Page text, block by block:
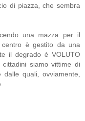
di piazza, che sembra
una mazza per il
è gestito da una
il degrado è VOLUTO
siamo vittime di
quali, ovviamente,